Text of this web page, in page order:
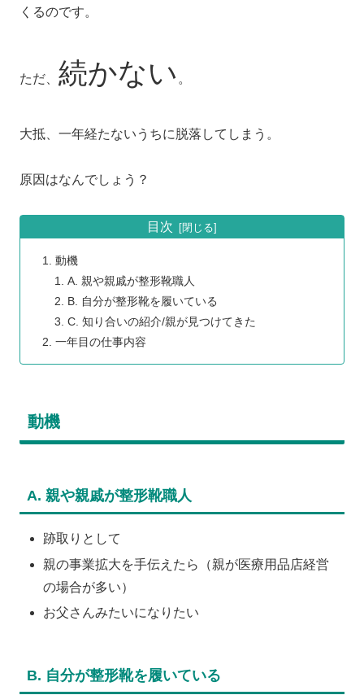
くるのです。
ただ、 続かない 。
大抵、一年経たないうちに脱落してしまう。
原因はなんでしょう？
目次
動機
A. 親や親戚が整形靴職人
B. 自分が整形靴を履いている
C. 知り合いの紹介/親が見つけてきた
一年目の仕事内容
動機
A. 親や親戚が整形靴職人
跡取りとして
親の事業拡大を手伝えたら（親が医療用品店経営
の場合が多い）
お父さんみたいになりたい
B. 自分が整形靴を履いている